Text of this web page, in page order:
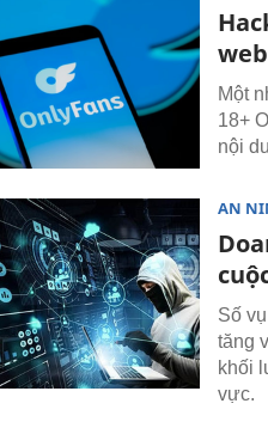
Một
18+
nội
AN
Số
tăng
khối
vực.